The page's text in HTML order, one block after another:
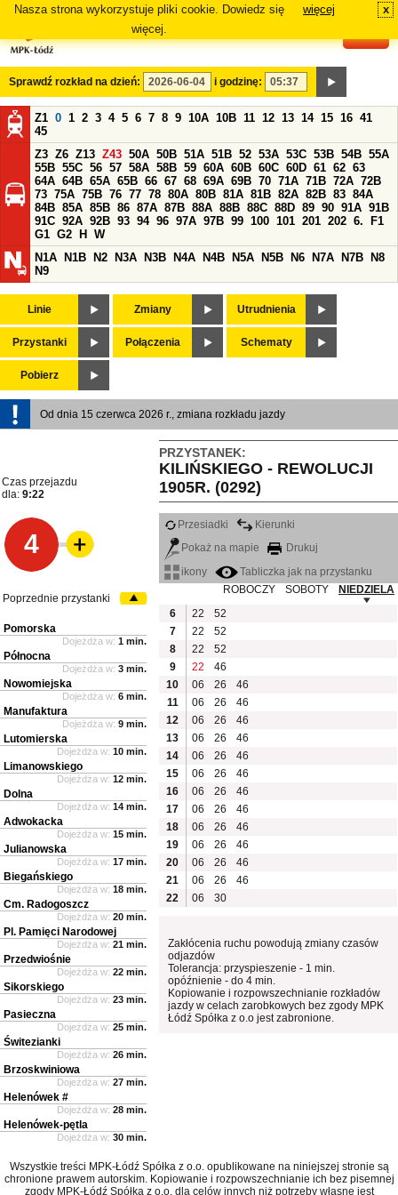
Nasza strona wykorzystuje pliki cookie. Dowiedz się
więcej.
więcej x
Sprawdź rozkład na dzień: i godzinę:
Z1 0 1 2 3 4 5 6 7 8 9 10A 10B 11 12 13 14 15 16 41
45
Z3 Z6 Z13 Z43 50A 50B 51A 51B 52 53A 53C 53B 54B 55A
55B 55C 56 57 58A 58B 59 60A 60B 60C 60D 61 62 63
64A 64B 65A 65B 66 67 68 69A 69B 70 71A 71B 72A 72B
73 75A 75B 76 77 78 80A 80B 81A 81B 82A 82B 83 84A
84B 85A 85B 86 87A 87B 88A 88B 88C 88D 89 90 91A 91B
91C 92A 92B 93 94 96 97A 97B 99 100 101 201 202 6.
F1
G1 G2 H
W
N1A
N1B N2 N3A N3B N4A N4B N5A N5B N6 N7A N7B
N8
N9
Linie Zmiany Utrudnienia
Przystanki Połączenia Schematy
Pobierz
Od dnia 15 czerwca 2026 r., zmiana rozkładu jazdy
PRZYSTANEK:
KILIŃSKIEGO - REWOLUCJI
1905R. (0292)
Czas przejazdu
dla: 9:22
4
Przesiadki
Kierunki
Pokaż na mapie
Drukuj
ikony
Tabliczka jak na przystanku
ROBOCZY
SOBOTY
NIEDZIELA
6
22
52
7
22
52
8
22
52
9
22
46
10
06 26
46
11
06 26
46
12
06 26
46
13
06 26
46
14
06 26
46
15
06 26
46
16
06 26
46
17
06 26
46
18
06 26
46
19
06 26
46
20
06 26
46
21
06 26
46
22
06 30
Zakłócenia ruchu powodują zmiany czasów
odjazdów
Tolerancja: przyspieszenie - 1 min.
opóźnienie - do 4 min.
Kopiowanie i rozpowszechnianie rozkładów
jazdy w celach zarobkowych bez zgody MPK
Łódź Spółka z o.o jest zabronione.
Poprzednie przystanki
Pomorska
Dojeżdża w: 1 min.
Północna
Dojeżdża w: 3 min.
Nowomiejska
Dojeżdża w: 6 min.
Manufaktura
Dojeżdża w: 9 min.
Lutomierska
Dojeżdża w: 10 min.
Limanowskiego
Dojeżdża w: 12 min.
Dolna
Dojeżdża w: 14 min.
Adwokacka
Dojeżdża w: 15 min.
Julianowska
Dojeżdża w: 17 min.
Biegańskiego
Dojeżdża w: 18 min.
Cm. Radogoszcz
Dojeżdża w: 20 min.
Pl. Pamięci Narodowej
Dojeżdża w: 21 min.
Przedwiośnie
Dojeżdża w: 22 min.
Sikorskiego
Dojeżdża w: 23 min.
Pasieczna
Dojeżdża w: 25 min.
Świtezianki
Dojeżdża w: 26 min.
Brzoskwiniowa
Dojeżdża w: 27 min.
Helenówek #
Dojeżdża w: 28 min.
Helenówek-pętla
Dojeżdża w: 30 min.
Wszystkie treści MPK-Łódź Spółka z o.o. opublikowane na niniejszej stronie są
chronione prawem autorskim. Kopiowanie i rozpowszechnianie ich bez pisemnej
zgody MPK-Łódź Spółka z o.o. dla celów innych niż potrzeby własne jest